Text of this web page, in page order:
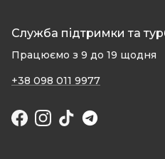
Служба підтримки та
Працюємо з 9 до 19 щодня
+38 098 011 9977
Facebook
Instagram
TikTok